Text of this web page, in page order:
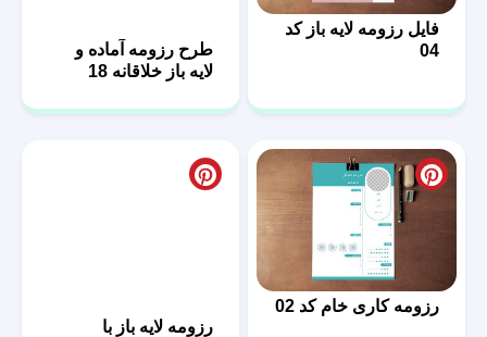
فایل رزومه لایه باز کد
04
طرح رزومه آماده و
لایه باز خلاقانه 18
رزومه کاری خام کد 02
رزومه لایه باز با